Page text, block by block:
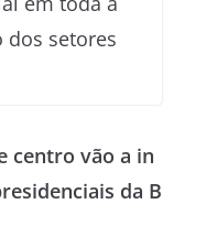
setores
centro vão a in
da B